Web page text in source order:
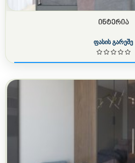
ᲘᲜᲢᲔᲠᲘᲐ
ფასის გარეშე